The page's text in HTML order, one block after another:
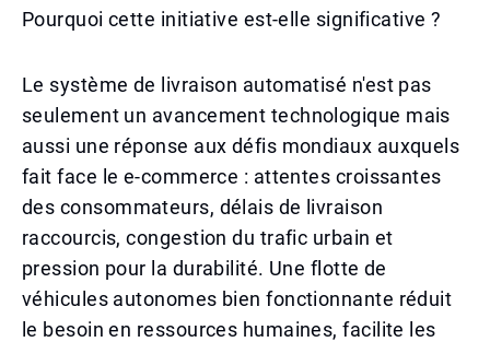
Pourquoi cette initiative est-elle significative ?
Le système de livraison automatisé n'est pas
seulement un avancement technologique mais
aussi une réponse aux défis mondiaux auxquels
fait face le e-commerce : attentes croissantes
des consommateurs, délais de livraison
raccourcis, congestion du trafic urbain et
pression pour la durabilité. Une flotte de
véhicules autonomes bien fonctionnante réduit
le besoin en ressources humaines, facilite les